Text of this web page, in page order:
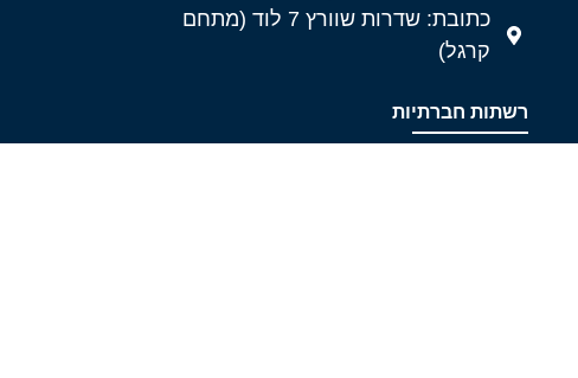
כתובת: שדרות שוורץ 7 לוד (מתחם
קרגל)
רשתות חברתיות